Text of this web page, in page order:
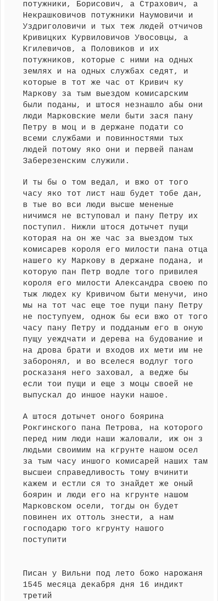
потужники, Борисович, а Страхович, а
Некрашковичов потужники Наумовичи и
Уздриголовичи и тых теж людей отчичов
Кривицких Курвиловичов Увосовцы, а
Кгилевичов, а Половиков и их
потужников, которые с ними на одных
землях и на одных службах седят, и
которые в тот же час от Кривич ку
Маркову за тым выездом комисарским
были поданы, и штося незнашло абы они
люди Марковские мели быти зася пану
Петру в моц и в держане подати со
всеми службами и повинностями тых
людей потому яко они и первей панам
Заберезенским служили.
И ты бы о том ведал, и вжо от того
часу яко тот лист наш будет тобе дан,
в тые во вси люди высше мененые
ничимся не вступовал и пану Петру их
поступил. Нижли штося дотычет пущи
которая на он же час за выездом тых
комисарев короля его милости пана отца
нашего ку Маркову в держане подана, и
которую пан Петр водле того привилея
короля его милости Александра своею по
тыж людех ку Кривичом быти менучи, ино
мы на тот час еще тое пущи пану Петру
не поступуем, однож бы еси вжо от того
часу пану Петру и подданым его в оную
пущу уеждчати и дерева на будование и
на дрова брати и входов их мети им не
заборонял, и во вселеся водлуг того
росказаня него заховал, а ведже бы
если тои пущи и еще з моцы своей не
выпускал до иншое науки нашое.
А штося дотычет оного боярина
Рокгинского пана Петрова, на которого
перед ним люди наши жаловали, иж он з
людьми своимим на кгрунте нашом осел
за тым часу иншого комисарей наших там
высшеи справедливость тому вчинити
кажем и естли ся то знайдет же оный
боярин и люди его на кгрунте нашом
Марковском осели, тогды он будет
повинен их оттоль знести, а нам
господарю того кгрунту нашого
поступити
Писан у Вильни под лето божо нарожаня
1545 месяца декабря дня 16 индикт
третий